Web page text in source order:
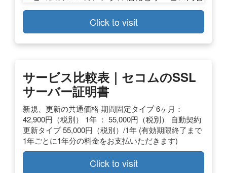
Click to visit
サービス比較表｜セコムのSSL
サーバー証明書
新規、更新の共通価格 期間固定タイプ 6ヶ月：
42,900円（税別） 1年 ： 55,000円（税別） 自動契約
更新タイプ 55,000円（税別）/1年 (有効期限終了まで
1年ごとに1年分の料金をお支払いただきます)
Click to visit